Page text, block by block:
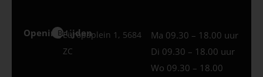
Openingstijden
Best
Europaplein 1, 5684
ZC
Ma 09.30 – 18.00 uur
Di 09.30 – 18.00 uur
Wo 09.30 – 18.00